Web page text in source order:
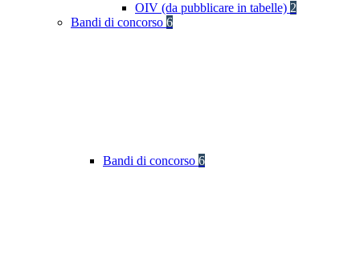
OIV (da pubblicare in tabelle) 2
Bandi di concorso 6
Bandi di concorso 6